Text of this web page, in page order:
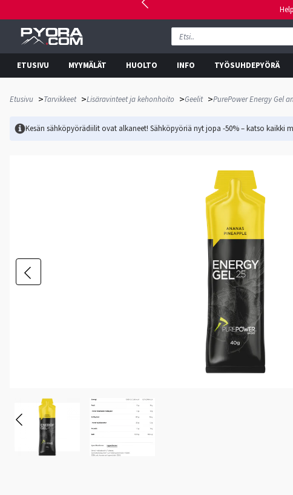
ETUSIVU MYYMÄLÄT HUOLTO INFO TYÖSUHDEPYÖRÄ
Etusivu >Tarvikkeet >Lisäravinteet ja kehonhoito >Geelit >PurePower Energy Gel
Kesän sähköpyörädiilit ovat alkaneet! Sähköpyöriä nyt jopa -50% – katso kaikki